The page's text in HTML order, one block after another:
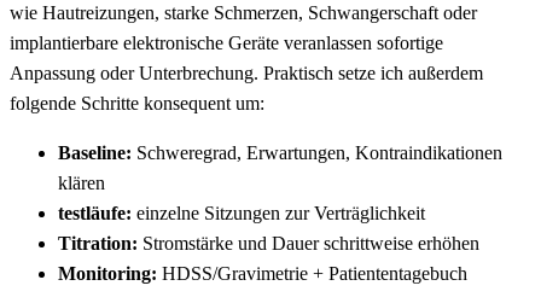
wie Hautreizungen, starke Schmerzen, Schwangerschaft oder
implantierbare ⁤elektronische Geräte⁤ veranlassen sofortige
Anpassung⁣ oder Unterbrechung. Praktisch ⁤setze ‌ich ⁢außerdem
folgende Schritte‍ konsequent um:
Baseline: Schweregrad, Erwartungen, Kontraindikationen
klären
testläufe: einzelne Sitzungen zur Verträglichkeit
Titration: Stromstärke und Dauer schrittweise⁣ erhöhen
Monitoring: HDSS/Gravimetrie +⁤ Patiententagebuch